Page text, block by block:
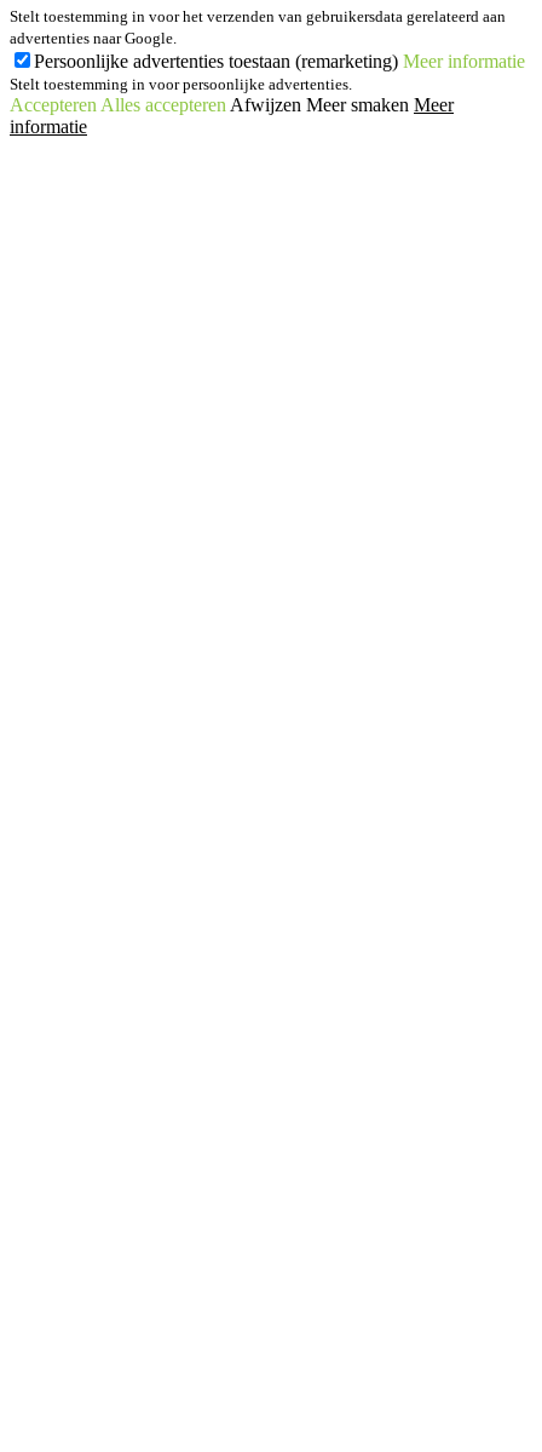
Stelt toestemming in voor het verzenden van gebruikersdata gerelateerd aan
advertenties naar Google.
Persoonlijke advertenties toestaan (remarketing) Meer informatie
Stelt toestemming in voor persoonlijke advertenties.
Accepteren Alles accepteren Afwijzen Meer smaken Meer
informatie